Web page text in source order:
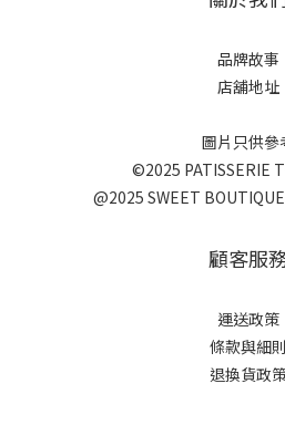
品牌故事
店舖地址
圖片只供參
©2025 PATISSERIE
@2025 SWEET
顧客服
運送政策
條款與細則
退換貨政